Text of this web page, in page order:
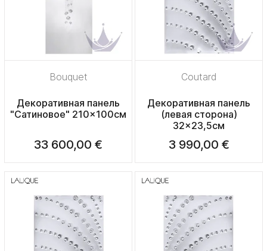
Bouquet
Декоративная панель
"Сатиновое" 210x100см
33 600,00 €
Coutard
Декоративная панель
(левая сторона)
32x23,5см
3 990,00 €